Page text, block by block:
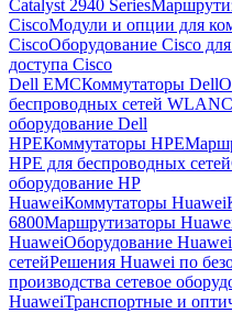
Catalyst 2940 Series
CiscoМодули и опции для
CiscoОборудование Cisco
доступа Cisco
Dell EMCКоммутаторы Dell
беспроводных сетей WLAN
оборудование Dell
HPEКоммутаторы HPE
HPE для беспроводных сетей
оборудование HP
HuaweiКоммутаторы Huawei
6800Маршрутизаторы
HuaweiОборудование
сетейРешения Huawei по
производства сетевое
HuaweiТранспортные и